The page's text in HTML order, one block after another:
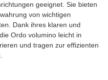
geeignet. Sie bieten
von wichtigen
Dank ihres klaren und
Ordo volumino leicht in
und tragen zur effizienten